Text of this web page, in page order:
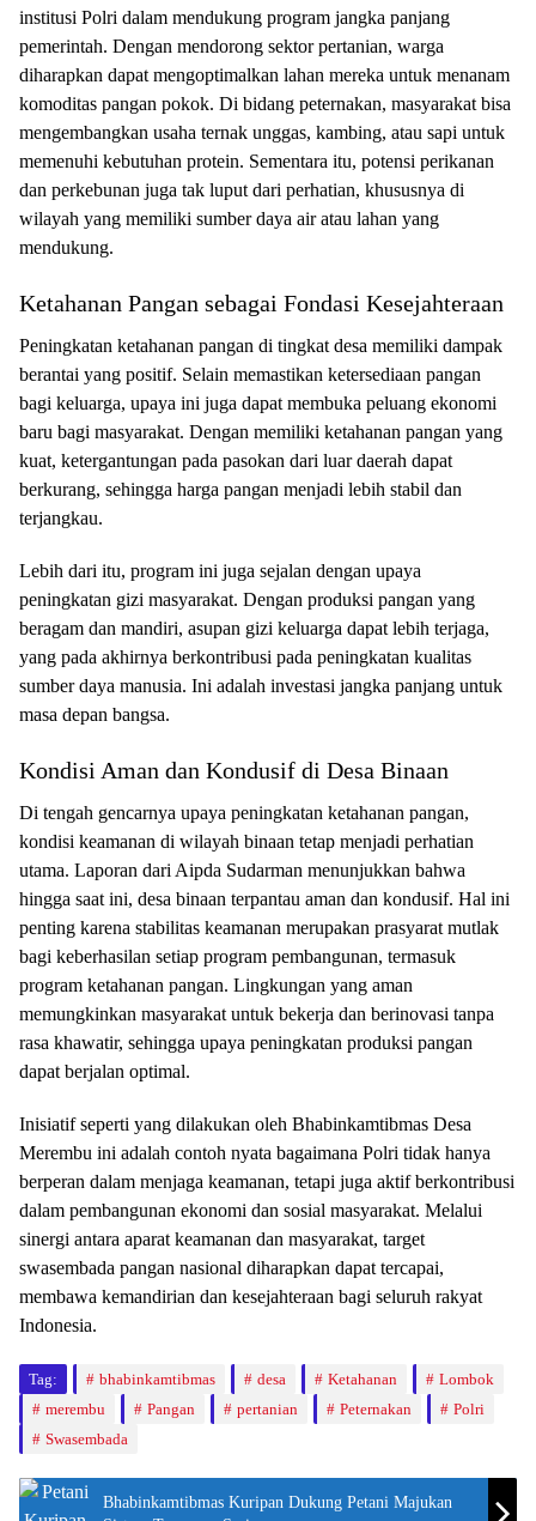
institusi Polri dalam mendukung program jangka panjang
pemerintah. Dengan mendorong sektor pertanian, warga
diharapkan dapat mengoptimalkan lahan mereka untuk menanam
komoditas pangan pokok. Di bidang peternakan, masyarakat bisa
mengembangkan usaha ternak unggas, kambing, atau sapi untuk
memenuhi kebutuhan protein. Sementara itu, potensi perikanan
dan perkebunan juga tak luput dari perhatian, khususnya di
wilayah yang memiliki sumber daya air atau lahan yang
mendukung.
Ketahanan Pangan sebagai Fondasi Kesejahteraan
Peningkatan ketahanan pangan di tingkat desa memiliki dampak
berantai yang positif. Selain memastikan ketersediaan pangan
bagi keluarga, upaya ini juga dapat membuka peluang ekonomi
baru bagi masyarakat. Dengan memiliki ketahanan pangan yang
kuat, ketergantungan pada pasokan dari luar daerah dapat
berkurang, sehingga harga pangan menjadi lebih stabil dan
terjangkau.
Lebih dari itu, program ini juga sejalan dengan upaya
peningkatan gizi masyarakat. Dengan produksi pangan yang
beragam dan mandiri, asupan gizi keluarga dapat lebih terjaga,
yang pada akhirnya berkontribusi pada peningkatan kualitas
sumber daya manusia. Ini adalah investasi jangka panjang untuk
masa depan bangsa.
Kondisi Aman dan Kondusif di Desa Binaan
Di tengah gencarnya upaya peningkatan ketahanan pangan,
kondisi keamanan di wilayah binaan tetap menjadi perhatian
utama. Laporan dari Aipda Sudarman menunjukkan bahwa
hingga saat ini, desa binaan terpantau aman dan kondusif. Hal ini
penting karena stabilitas keamanan merupakan prasyarat mutlak
bagi keberhasilan setiap program pembangunan, termasuk
program ketahanan pangan. Lingkungan yang aman
memungkinkan masyarakat untuk bekerja dan berinovasi tanpa
rasa khawatir, sehingga upaya peningkatan produksi pangan
dapat berjalan optimal.
Inisiatif seperti yang dilakukan oleh Bhabinkamtibmas Desa
Merembu ini adalah contoh nyata bagaimana Polri tidak hanya
berperan dalam menjaga keamanan, tetapi juga aktif berkontribusi
dalam pembangunan ekonomi dan sosial masyarakat. Melalui
sinergi antara aparat keamanan dan masyarakat, target
swasembada pangan nasional diharapkan dapat tercapai,
membawa kemandirian dan kesejahteraan bagi seluruh rakyat
Indonesia.
Tag: bhabinkamtibmas desa Ketahanan
Lombok
merembu
Pangan pertanian Peternakan
Polri
Swasembada
Bhabinkamtibmas Kuripan Dukung Petani Majukan